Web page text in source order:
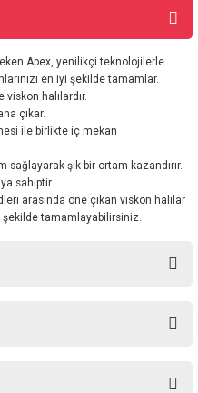
Apex, yenilikçi teknolojilerle
en iyi şekilde tamamlar.
halılardır.
çıkar.
ile birlikte iç mekan
sağlayarak şık bir ortam kazandırır.
sahiptir.
arasında öne çıkan viskon halılar
şekilde tamamlayabilirsiniz.